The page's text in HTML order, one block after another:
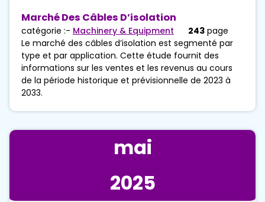
Marché Des Câbles D’isolation
catégorie :- Machinery & Equipment 243 page
Le marché des câbles d’isolation est segmenté par
type et par application. Cette étude fournit des
informations sur les ventes et les revenus au cours
de la période historique et prévisionnelle de 2023 à
2033.
mai
2025